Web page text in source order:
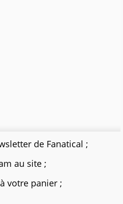
de Fanatical ;
au site ;
votre panier ;